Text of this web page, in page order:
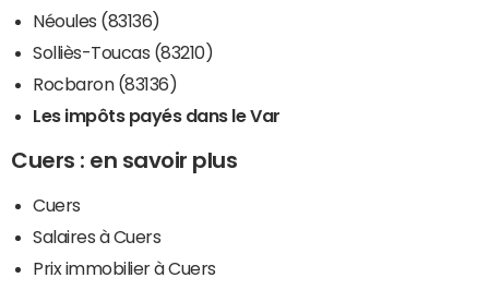
Néoules (83136)
Solliès-Toucas (83210)
Rocbaron (83136)
Les impôts payés dans le Var
Cuers : en savoir plus
Cuers
Salaires à Cuers
Prix immobilier à Cuers